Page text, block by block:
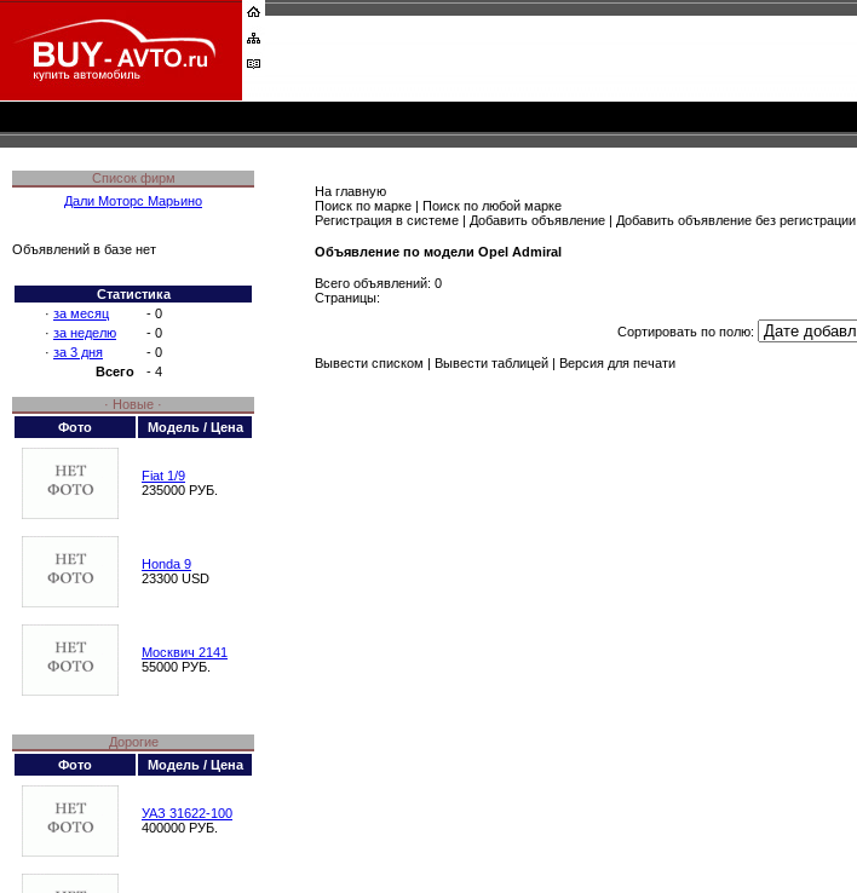
Список фирм
Дали Моторс Марьино
Объявлений в базе нет
Статистика
· за месяц
- 0
· за неделю
- 0
· за 3 дня
- 0
Всего
- 4
· Новые ·
Фото
Модель / Цена
Fiat 1/9
235000 РУБ.
Honda 9
23300 USD
Москвич 2141
55000 РУБ.
Дорогие
Фото
Модель / Цена
УАЗ 31622-100
400000 РУБ.
На главную
Поиск по марке | Поиск по любой марке
Регистрация в системе | Добавить объявление | Добавить объявление без регистрации
Объявление по модели Opel Admiral
Всего объявлений: 0
Страницы:
Сортировать по полю:
Вывести списком Вывести таблицей Версия для печати